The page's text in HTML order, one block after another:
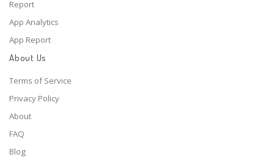
Report
App Analytics
App Report
About Us
Terms of Service
Privacy Policy
About
FAQ
Blog